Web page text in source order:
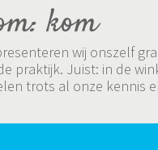
kom
wij onszelf
praktijk. Juist: in de
trots al onze kennis